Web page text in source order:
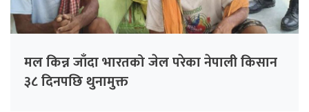
मल किन्न जाँदा भारतको जेल परेका नेपाली किसान
३८ दिनपछि थुनामुक्त